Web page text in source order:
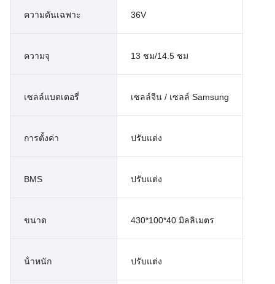
ความดันเฉพาะ 36V
ความจุ 13 ชม/14.5 ชม
เซลล์แบตเตอรี่ เซลล์จีน / เซลล์ Samsung
การตั้งค่า ปรับแต่ง
BMS ปรับแต่ง
ขนาด 430*100*40 มิลลิเมตร
น้ําหนัก ปรับแต่ง